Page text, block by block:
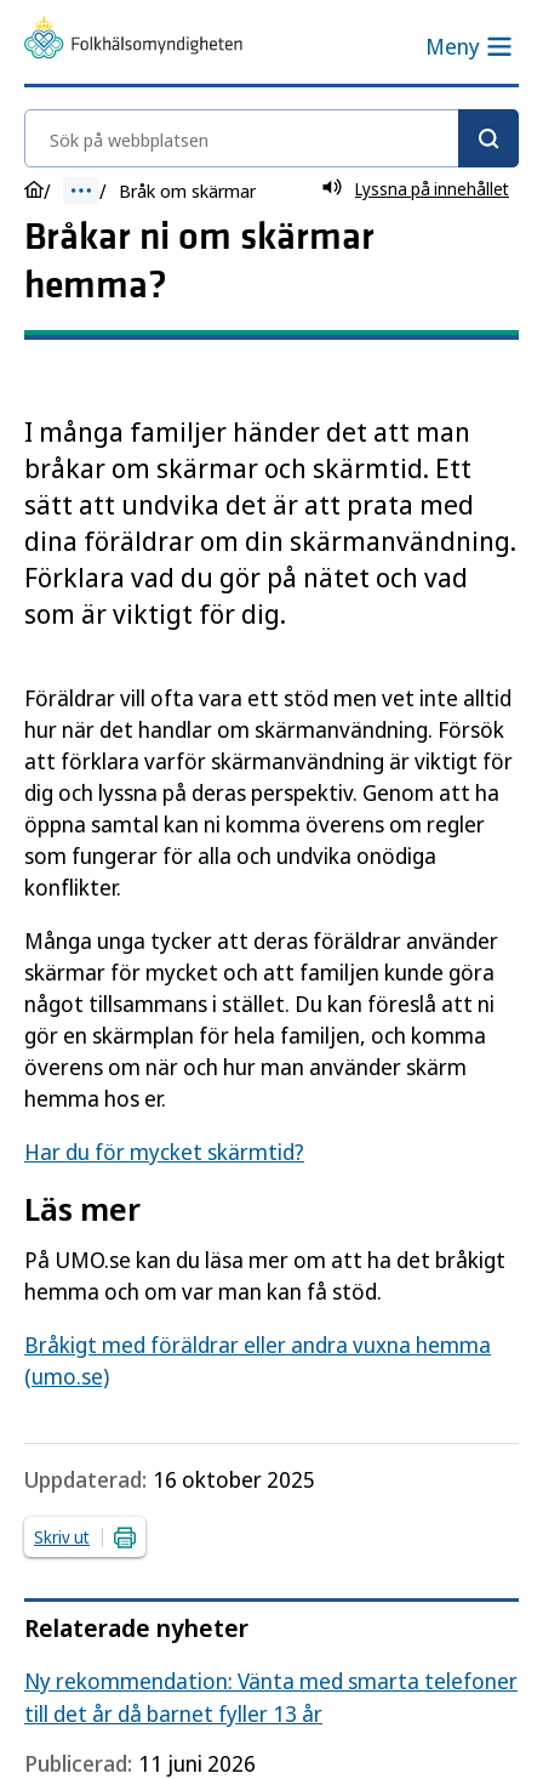
Meny
Sök på webbplatsen
Bråk om skärmar Lyssna på innehållet
Bråkar ni om skärmar
hemma?
I många familjer händer det att man
bråkar om skärmar och skärmtid. Ett
sätt att undvika det är att prata med
dina föräldrar om din skärmanvändning.
Förklara vad du gör på nätet och vad
som är viktigt för dig.
Föräldrar vill ofta vara ett stöd men vet inte alltid
hur när det handlar om skärmanvändning. Försök
att förklara varför skärmanvändning är viktigt för
dig och lyssna på deras perspektiv. Genom att ha
öppna samtal kan ni komma överens om regler
som fungerar för alla och undvika onödiga
konflikter.
Många unga tycker att deras föräldrar använder
skärmar för mycket och att familjen kunde göra
något tillsammans i stället. Du kan föreslå att ni
gör en skärmplan för hela familjen, och komma
överens om när och hur man använder skärm
hemma hos er.
Har du för mycket skärmtid?
Läs mer
På UMO.se kan du läsa mer om att ha det bråkigt
hemma och om var man kan få stöd.
Bråkigt med föräldrar eller andra vuxna hemma
(umo.se)
Uppdaterad: 16 oktober 2025
Skriv ut
Relaterade nyheter
Ny rekommendation: Vänta med smarta telefoner
till det år då barnet fyller 13 år
Publicerad: 11 juni 2026